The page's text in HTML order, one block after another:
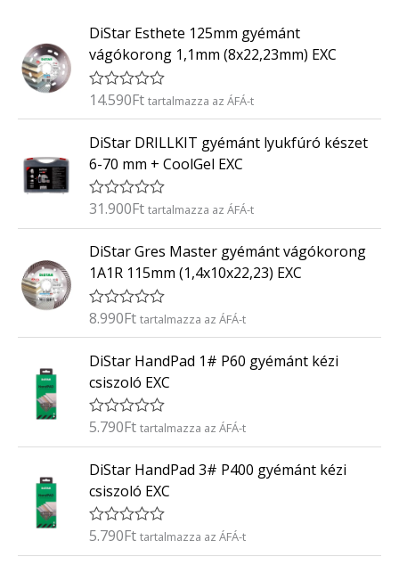
DiStar Esthete 125mm gyémánt
vágókorong 1,1mm (8x22,23mm) EXC
É
é
k
e
l
s
:
/
5
14.590Ft tartalmazza az ÁFÁ-t
DiStar DRILLKIT gyémánt lyukfúró készet
6-70 mm + CoolGel EXC
É
é
k
e
l
é
s
:
/
5
31.900Ft tartalmazza az ÁFÁ-t
DiStar Gres Master gyémánt vágókorong
1A1R 115mm (1,4x10x22,23) EXC
É
é
e
l
é
s
:
/
5
8.990Ft tartalmazza az ÁFÁ-t
DiStar HandPad 1# P60 gyémánt kézi
csiszoló EXC
É
é
e
l
s
:
5.790Ft tartalmazza az ÁFÁ-t
DiStar HandPad 3# P400 gyémánt kézi
csiszoló EXC
É
5.790Ft tartalmazza az ÁFÁ-t